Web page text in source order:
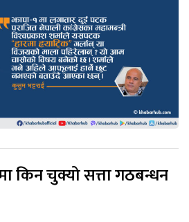
किन चुक्यो सत्ता गठबन्धन